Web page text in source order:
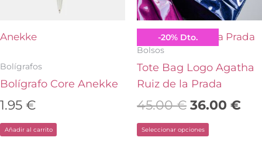
Anekke
Bolígrafos
Bolígrafo Core Anekke
1.95 €
Añadir al carrito
-20% Dto.
Agatha Ruiz de la Prada
Bolsos
Tote Bag Logo Agatha
Ruiz de la Prada
45.00€ 36.00 €
Seleccionar opciones
se
pueden
elegir
en
la
página
producto